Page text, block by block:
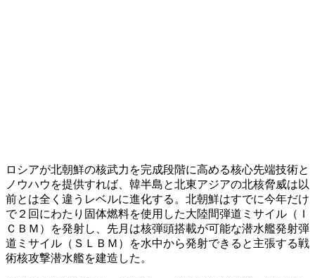
ロシアが北朝鮮の核武力を完成段階に高める核心先端技術と
ノウハウを提供すれば、韓半島と北東アジアの北核脅威は以
前とは全く違うレベルに進化する。北朝鮮はすでに今年だけ
で２回にわたり固体燃料を使用した大陸間弾道ミサイル（Ｉ
ＣＢＭ）を発射し、先月は核弾頭搭載が可能な潜水艦発射弾
道ミサイル（ＳＬＢＭ）を水中から発射できると主張する戦
術核攻撃潜水艦を建造した。